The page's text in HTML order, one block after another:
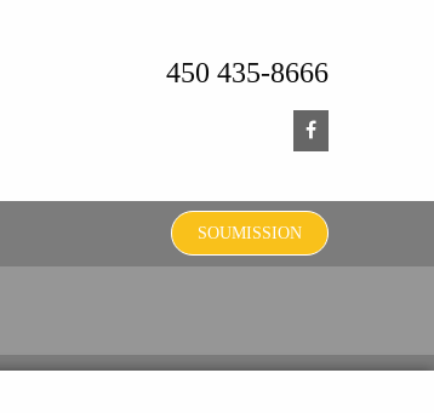
450 435-8666
SOUMISSION